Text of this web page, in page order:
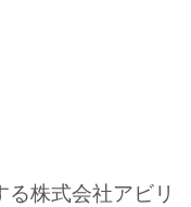
株式会社アビリ